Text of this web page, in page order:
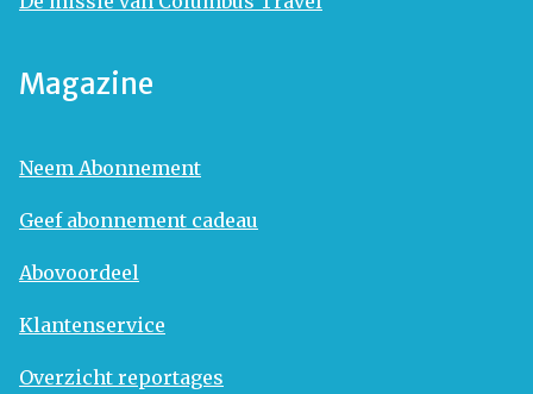
Magazine
Neem Abonnement
Geef abonnement cadeau
Abovoordeel
Klantenservice
Overzicht reportages